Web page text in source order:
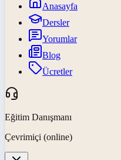
Anasayfa
Dersler
Yorumlar
Blog
Ücretler
Eğitim Danışmanı
Çevrimiçi (online)